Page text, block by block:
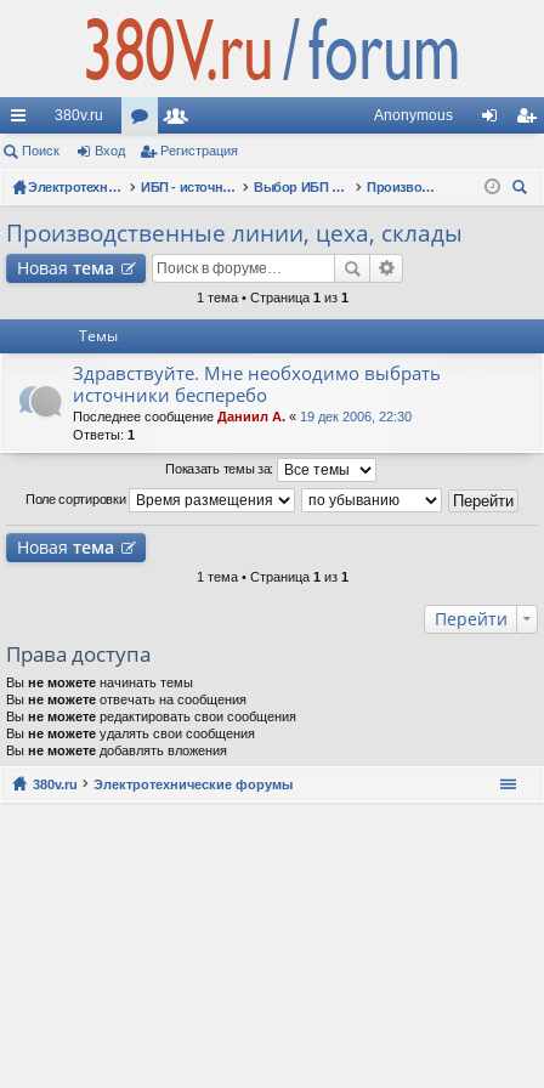
с
ы
лк
380v.ru
ор
ум
ол
ьз
ат
Anonymous
д ис
Поиск Вход Регистрация
Электротехнические форумы ИБП - источники бесперебойного питания Выбор ИБП по сфере применения (рекомендации, советы, опыт эксплуатации)
Производственные линии, цеха, склады
Производственные линии, цеха, склады
Новая тема
1 тема • Страница 1 из 1
Темы
Здравствуйте. Мне необходимо выбрать
источники бесперебо
Последнее сообщение Даниил А. « 19 дек 2006, 22:30
Ответы: 1
Показать темы за:
Поле сортировки
Новая тема
1 тема • Страница 1 из 1
Перейти
Права доступа
Вы не можете начинать темы
Вы не можете отвечать на сообщения
Вы не можете редактировать свои сообщения
Вы не можете удалять свои сообщения
Вы не можете добавлять вложения
380v.ru Электротехнические форумы